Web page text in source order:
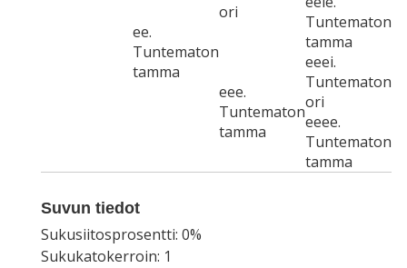
ee.
Tuntematon
tamma
ori
Tuntematon
tamma
eee.
Tuntematon
tamma
eeei.
Tuntematon
ori
eeee.
Tuntematon
tamma
Suvun tiedot
Sukusiitosprosentti: 0%
Sukukatokerroin: 1